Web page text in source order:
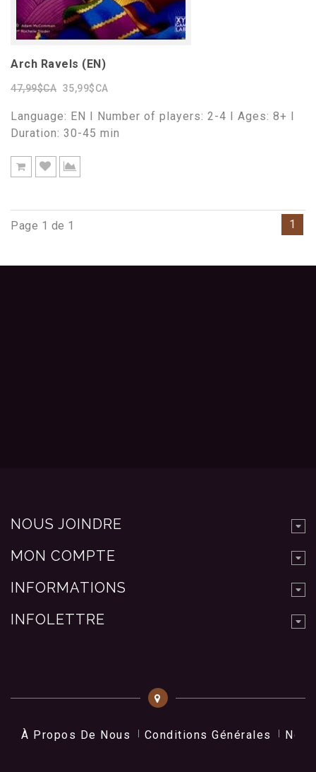
Arch Ravels (EN)
47,99$CA 35,99$CA
Language: EN I Number of players: 2-4 I Ages: 8+ I
Duration: 30-45 min
Page 1 de 1 1
NOUS JOINDRE
MON COMPTE
INFORMATIONS
INFOLETTRE
À Propos De Nous Conditions Générales Nos